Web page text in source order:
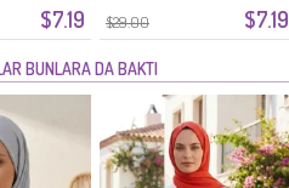
$7.19 $29.00 $7.19
BUNLARA DA BAKTI